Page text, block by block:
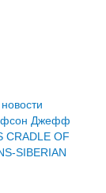
новости
Джефф
CRADLE OF
SIBERIAN